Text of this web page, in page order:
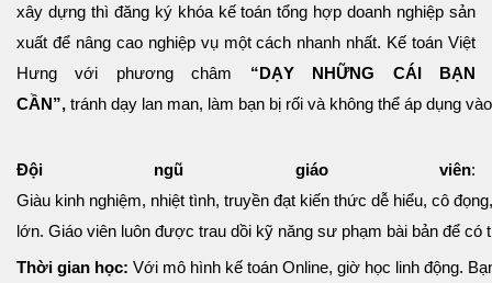
xây dựng thì đăng ký khóa kế toán tổng hợp doanh nghiệp sản
xuất để nâng cao nghiệp vụ một cách nhanh nhất. Kế toán Việt
Hưng với phương châm “DẠY NHỮNG CÁI BẠN
CẦN”, tránh dạy lan man, làm bạn bị rối và không thể áp dụng
Đội ngũ giáo viên:
Giàu kinh nghiệm, nhiệt tình, truyền đạt kiến thức dễ hiểu, cô
lớn. Giáo viên luôn được trau dồi kỹ năng sư phạm bài bản để
Thời gian học: Với mô hình kế toán Online, giờ học linh động.